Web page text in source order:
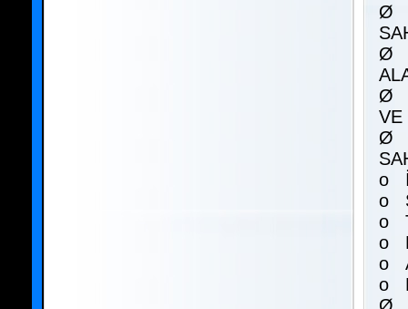
Ø
Ø
Ø
VE
Ø
o
o
o
o
o
o